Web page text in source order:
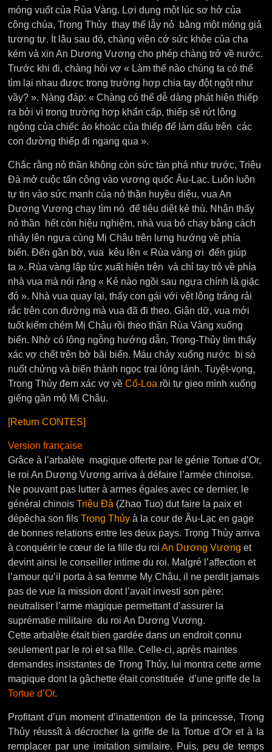
móng vuốt của Rùa Vàng. Lợi dụng một lúc sơ hở của
công chúa, Trọng Thủy thay thế lẫy nỏ bằng một móng giả
tương tự. Ít lâu sau đó, chàng viện cớ sức khỏe của cha
kém và xin An Dương Vương cho phép chàng trở về nước.
Trước khi đi, chàng hỏi vợ « Làm thế nào chúng ta có thể
tìm lại nhau được trong trường hợp chia tay đột ngột như
vầy? ». Nàng đáp: « Chàng có thể dễ dàng phát hiện thiếp
ra bởi vì trong trường hợp khẩn cấp, thiếp sẽ rứt lông
ngỏng của chiếc áo khoác của thiếp để làm dấu trên các
con đường thiếp đi ngang qua ».
Chắc rằng nỏ thần không còn sức tàn phá như trước, Triệu
Đà mở cuộc tấn công vào vương quốc Âu-Lạc. Luôn luôn
tự tin vào sức mạnh của nỏ thần huyều diệu, vua An
Dương Vương chạy tìm nó để tiêu diệt kẻ thù. Nhận thấy
nỏ thần hết còn hiệu nghiệm, nhà vua bỏ chạy bằng cách
nhảy lên ngựa cùng Mị Châu trên lưng hướng về phía
biển. Đến gần bờ, vua kêu lên « Rùa vàng ơi đến giúp
ta ». Rùa vàng lập tức xuất hiện trên và chỉ tay trỏ về phía
nhà vua mà nói rằng « Kẻ nào ngồi sau ngựa chính là giặc
đó ». Nhà vua quay lại, thấy con gái với vệt lông trắng rải
rắc trên con đường mà vua đã đi theo. Giận dữ, vua mới
tuốt kiếm chém Mị Châu rồi theo thần Rùa Vàng xuống
biển. Nhờ có lông ngỗng hướng dẫn, Trọng-Thủy tìm thấy
xác vợ chết trên bờ bãi biển. Máu chảy xuống nước bị sò
nuốt chửng và biến thành ngọc trai lóng lánh. Tuyệt-vọng,
Trọng Thủy đem xác vợ vềCổ-Loa rồi tự gieo mình xuống
giếng gần mộ Mị Châu.
[Return CONTES]
Version française
Grâce à l’arbalète magique offerte par le génie Tortue d’Or,
le roi An Dương Vương arriva à défaire l’armée chinoise.
Ne pouvant pas lutter à armes égales avec ce dernier, le
général chinoisTriệu Ðà (Zhao Tuo) dut faire la paix et
dépêcha son filsTrọng Thủy à la cour de Âu-Lạc en gage
de bonnes relations entre les deux pays. Trọng Thủy arriva
à conquérir le cœur de la fille du roiAn Dương Vương et
devint ainsi le conseiller intime du roi. Malgré l’affection et
l’amour qu’il porta à sa femme Mỵ Châu, il ne perdit jamais
pas de vue la mission dont l’avait investi son père:
neutraliser l’arme magique permettant d’assurer la
suprématie militaire du roi An Dương Vương.
Cette arbalète était bien gardée dans un endroit connu
seulement par le roi et sa fille. Celle-ci, après maintes
demandes insistantes de Trọng Thủy, lui montra cette arme
magique dont la gâchette était constituée d’une griffe de la
Tortue d’Or.
Profitant d’un moment d’inattention de la princesse, Trọng
Thủy réussît à décrocher la griffe de la Tortue d’Or et à la
remplacer par une imitation similaire. Puis, peu de temps